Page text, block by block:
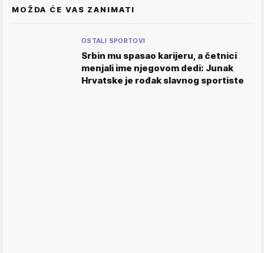
MOŽDA ĆE VAS ZANIMATI
OSTALI SPORTOVI
Srbin mu spasao karijeru, a četnici
menjali ime njegovom dedi: Junak
Hrvatske je rođak slavnog sportiste